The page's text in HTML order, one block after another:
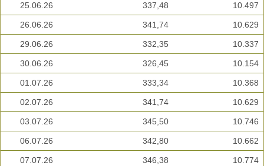
25.06.26 337,48 10.497
26.06.26 341,74 10.629
29.06.26 332,35 10.337
30.06.26 326,45 10.154
01.07.26 333,34 10.368
02.07.26 341,74 10.629
03.07.26 345,50 10.746
06.07.26 342,80 10.662
07.07.26 346,38 10.774